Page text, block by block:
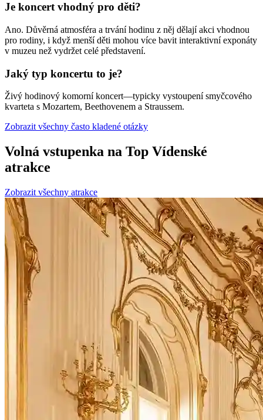
Je koncert vhodný pro děti?
Ano. Důvěrná atmosféra a trvání hodinu z něj dělají akci vhodnou
pro rodiny, i když menší děti mohou více bavit interaktivní exponáty
v muzeu než vydržet celé představení.
Jaký typ koncertu to je?
Živý hodinový komorní koncert—typicky vystoupení smyčcového
kvarteta s Mozartem, Beethovenem a Straussem.
Zobrazit všechny často kladené otázky
Volná vstupenka na Top Vídenské
atrakce
Zobrazit všechny atrakce